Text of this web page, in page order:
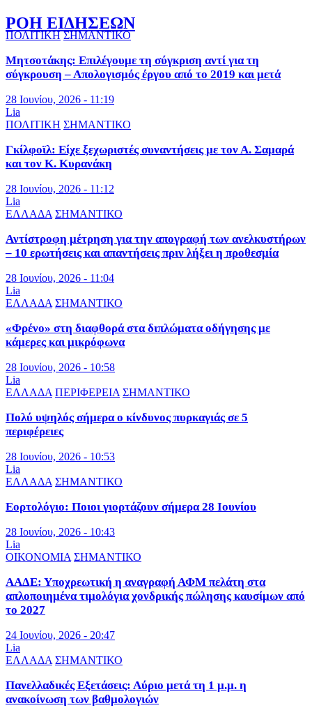
ΡΟΗ ΕΙΔΗΣΕΩΝ
ΠΟΛΙΤΙΚΗ ΣΗΜΑΝΤΙΚΟ
Μητσοτάκης: Επιλέγουμε τη σύγκριση αντί για τη
σύγκρουση – Απολογισμός έργου από το 2019 και μετά
28 Ιουνίου, 2026 - 11:19
Lia
ΠΟΛΙΤΙΚΗ ΣΗΜΑΝΤΙΚΟ
Γκίλφοϊλ: Είχε ξεχωριστές συναντήσεις με τον Α. Σαμαρά
και τον Κ. Κυρανάκη
28 Ιουνίου, 2026 - 11:12
Lia
ΕΛΛΑΔΑ ΣΗΜΑΝΤΙΚΟ
Αντίστροφη μέτρηση για την απογραφή των ανελκυστήρων
– 10 ερωτήσεις και απαντήσεις πριν λήξει η προθεσμία
28 Ιουνίου, 2026 - 11:04
Lia
ΕΛΛΑΔΑ ΣΗΜΑΝΤΙΚΟ
«Φρένο» στη διαφθορά στα διπλώματα οδήγησης με
κάμερες και μικρόφωνα
28 Ιουνίου, 2026 - 10:58
Lia
ΕΛΛΑΔΑ ΠΕΡΙΦΕΡΕΙΑ ΣΗΜΑΝΤΙΚΟ
Πολύ υψηλός σήμερα ο κίνδυνος πυρκαγιάς σε 5
περιφέρειες
28 Ιουνίου, 2026 - 10:53
Lia
ΕΛΛΑΔΑ ΣΗΜΑΝΤΙΚΟ
Εορτολόγιο: Ποιοι γιορτάζουν σήμερα 28 Ιουνίου
28 Ιουνίου, 2026 - 10:43
Lia
ΟΙΚΟΝΟΜΙΑ ΣΗΜΑΝΤΙΚΟ
ΑΑΔΕ: Υποχρεωτική η αναγραφή ΑΦΜ πελάτη στα
απλοποιημένα τιμολόγια χονδρικής πώλησης καυσίμων από
το 2027
24 Ιουνίου, 2026 - 20:47
Lia
ΕΛΛΑΔΑ ΣΗΜΑΝΤΙΚΟ
Πανελλαδικές Εξετάσεις: Αύριο μετά τη 1 μ.μ. η
ανακοίνωση των βαθμολογιών